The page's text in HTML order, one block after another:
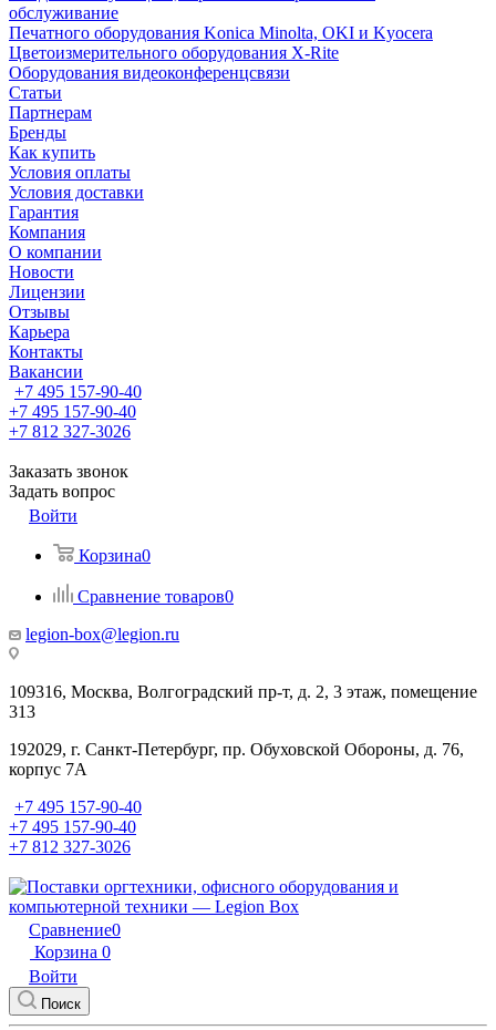
обслуживание
Печатного оборудования Konica Minolta, OKI и Kyocera
Цветоизмерительного оборудования X-Rite
Оборудования видеоконференцсвязи
Статьи
Партнерам
Бренды
Как купить
Условия оплаты
Условия доставки
Гарантия
Компания
О компании
Новости
Лицензии
Отзывы
Карьера
Контакты
Вакансии
+7 495 157-90-40
+7 495 157-90-40
+7 812 327-3026
Заказать звонок
Задать вопрос
Войти
Корзина0
Сравнение товаров0
legion-box@legion.ru
109316, Москва, Волгоградский пр-т, д. 2, 3 этаж, помещение
313
192029, г. Санкт-Петербург, пр. Обуховской Обороны, д. 76,
корпус 7А
+7 495 157-90-40
+7 495 157-90-40
+7 812 327-3026
Сравнение0
Корзина 0
Войти
Поиск